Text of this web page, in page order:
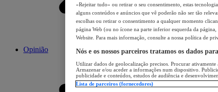
Opinião
«Rejeitar tudo» ou retirar o seu consentimento, estas
alguns conteúdos e anúncios que vê poderão não ser tão
escolhas ou retirar o consentimento a qualquer momento
página Web (ou no ícone na parte inferior esquerda da página,
Website. Para mais informação, consulte a nossa política de
Nós e os nossos parceiros tratamos os dados
Utilizar dados de geolocalização precisos. Procurar
Armazenar e/ou aceder a informações num dispositivo.
publicidade e conteúdos, estudos de audiência e
Lista de parceiros (fornecedores)